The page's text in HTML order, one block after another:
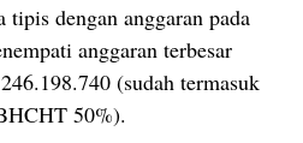
dengan anggaran pada
anggaran terbesar
(sudah termasuk
50%).